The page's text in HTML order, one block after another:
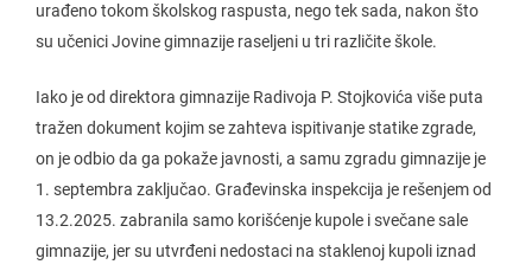
urađeno tokom školskog raspusta, nego tek sada, nakon što
su učenici Jovine gimnazije raseljeni u tri različite škole.
Iako je od direktora gimnazije Radivoja P. Stojkovića više puta
tražen dokument kojim se zahteva ispitivanje statike zgrade,
on je odbio da ga pokaže javnosti, a samu zgradu gimnazije je
1. septembra zaključao. Građevinska inspekcija je rešenjem od
13.2.2025. zabranila samo korišćenje kupole i svečane sale
gimnazije, jer su utvrđeni nedostaci na staklenoj kupoli iznad